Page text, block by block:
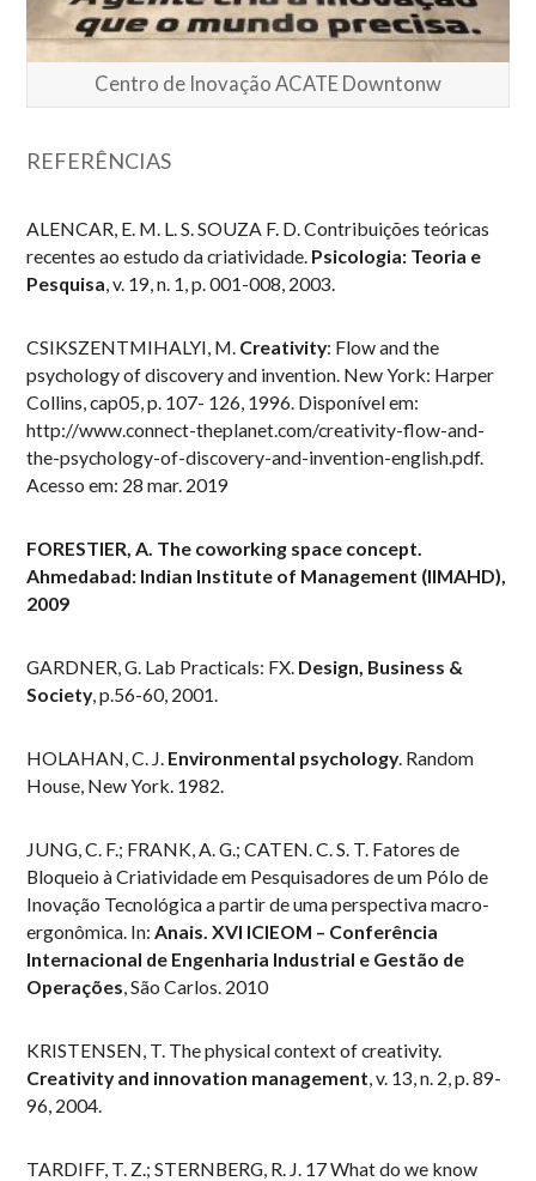
Centro de Inovação ACATE Downtonw
REFERÊNCIAS
ALENCAR, E. M. L. S. SOUZA F. D. Contribuições teóricas
recentes ao estudo da criatividade. Psicologia: Teoria e
Pesquisa, v. 19, n. 1, p. 001-008, 2003.
CSIKSZENTMIHALYI, M. Creativity: Flow and the
psychology of discovery and invention. New York: Harper
Collins, cap05, p. 107- 126, 1996. Disponível em:
http://www.connect-theplanet.com/creativity-flow-and-
the-psychology-of-discovery-and-invention-english.pdf.
Acesso em: 28 mar. 2019
FORESTIER, A. The coworking space concept.
Ahmedabad: Indian Institute of Management (IIMAHD),
2009
GARDNER, G. Lab Practicals: FX. Design, Business &
Society, p.56-60, 2001.
HOLAHAN, C. J. Environmental psychology. Random
House, New York. 1982.
JUNG, C. F.; FRANK, A. G.; CATEN. C. S. T. Fatores de
Bloqueio à Criatividade em Pesquisadores de um Pólo de
Inovação Tecnológica a partir de uma perspectiva macro-
ergonômica. In:Anais. XVI ICIEOM – Conferência
Internacional de Engenharia Industrial e Gestão de
Operações, São Carlos. 2010
KRISTENSEN, T. The physical context of creativity.
Creativity and innovation management, v. 13, n. 2, p. 89-
96, 2004.
TARDIFF, T. Z.; STERNBERG, R. J. 17 What do we know